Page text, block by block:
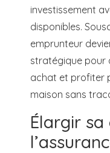
investissement
disponibles.
emprunteur
stratégique pour
achat et profiter
maison sans
Élargir sa